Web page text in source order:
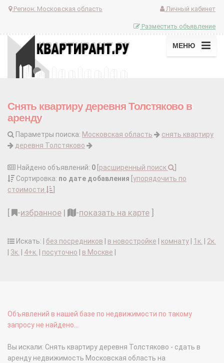
Регион: Московская область Личный кабинет
Разместить объявление
МЕНЮ
Снять квартиру деревня Толстяково в
аренду
Параметры поиска: Московская область
снять квартиру
деревня Толстяково
Найдено объявлений: 0 расширенный поиск
Сортировка: по дате добавления упорядочить по
стоимости
-избранное | -показать на карте
Искать: | без посредников в новостройке комнату 1к.
2к.
3к. 4+к. посуточно в Москве
Объявлений в нашей базе по недвижимости по такому
запросу не найдено...
Вы искали: Снять квартиру деревня Толстяково - сдать в
аренду недвижимость Московская область на